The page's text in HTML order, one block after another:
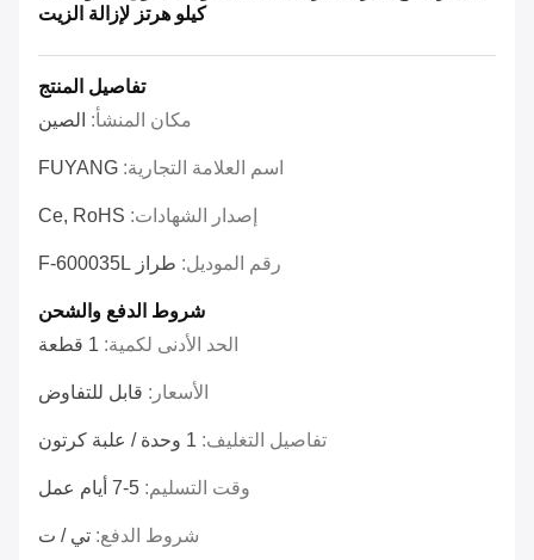
كيلو هرتز لإزالة الزيت
تفاصيل المنتج
مكان المنشأ: الصين
اسم العلامة التجارية: FUYANG
إصدار الشهادات: Ce, RoHS
رقم الموديل: طراز F-600035L
شروط الدفع والشحن
الحد الأدنى لكمية: 1 قطعة
الأسعار: قابل للتفاوض
تفاصيل التغليف: 1 وحدة / علبة كرتون
وقت التسليم: 5-7 أيام عمل
شروط الدفع: تي / ت